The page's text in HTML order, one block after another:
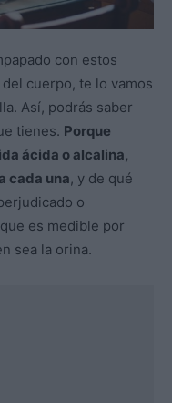
con estos
cuerpo, te lo vamos
Así, podrás saber
tienes. Porque
ácida o alcalina,
cada una, y de qué
o
es medible por
sea la orina.